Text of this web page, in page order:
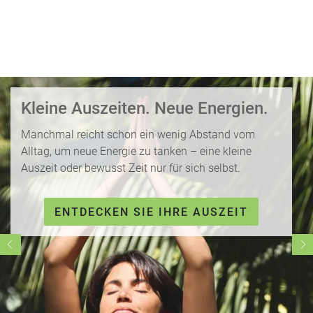
o
g
ei
s
e
zi
el
e
d
e
s
M
o
n
h
a
lr
e
i
s
e
n
K
r
e
u
z
f
p
e
l
s
F
r
ü
h
b
u
c
h
e
WhatsApp
Facebook
Messenger
X /
Twitter
Kleine Auszeiten. Neue Energien.
Manchmal reicht schon ein wenig Abstand vom
Alltag, um neue Energie zu tanken – eine kleine
Auszeit oder bewusst Zeit nur für sich selbst.
ENTDECKEN SIE IHRE AUSZEIT